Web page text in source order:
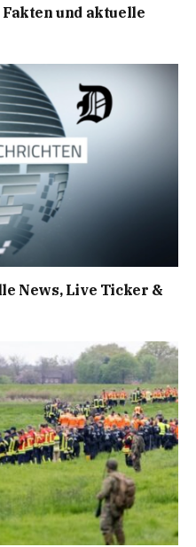
und aktuelle
News, Live Ticker &